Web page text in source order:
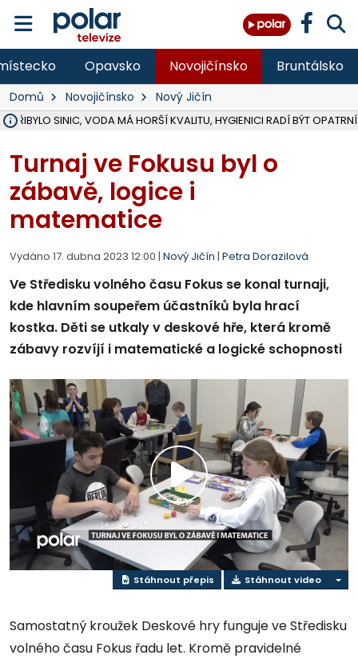
Opavsko Novojičínsko Bruntálsko
Domů Novojičínsko Nový Jičín
PŘIBYLO SINIC, VODA MÁ HORŠÍ KVALITU, HYGIENICI RADÍ BÝT OPATRNÍ
Turnaj ve Fokusu byl o
zábavě, logice i
matematice
Vydáno 17. dubna 2023 12:00 | Nový Jičín | Petra Dorazilová
Ve Středisku volného času Fokus se konal turnaji,
kde hlavním soupeřem účastníků byla hrací
kostka. Děti se utkaly v deskové hře, která kromě
zábavy rozvíjí i matematické a logické schopnosti
Přehrát
video
Stáhnout přepis Stáhnout video
Samostatný kroužek Deskové hry funguje ve Středisku
volného času Fokus řadu let. Kromě pravidelné